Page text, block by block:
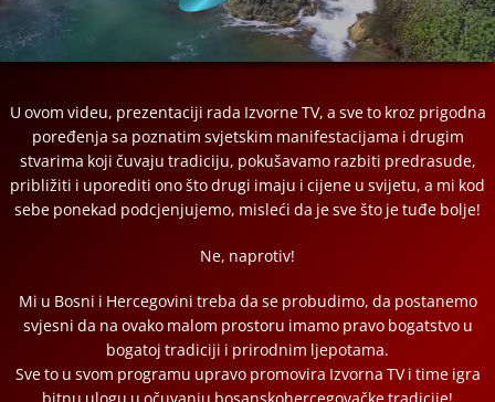
00:00
U ovom videu, prezentaciji rada Izvorne TV, a sve to kroz prigodna
poređenja sa poznatim svjetskim manifestacijama i drugim
stvarima koji čuvaju tradiciju, pokušavamo razbiti predrasude,
približiti i uporediti ono što drugi imaju i cijene u svijetu, a mi kod
sebe ponekad podcjenjujemo, misleći da je sve što je tuđe bolje!
Ne, naprotiv!
Mi u Bosni i Hercegovini treba da se probudimo, da postanemo
svjesni da na ovako malom prostoru imamo pravo bogatstvo u
bogatoj tradiciji i prirodnim ljepotama.
Sve to u svom programu upravo promovira Izvorna TV i time igra